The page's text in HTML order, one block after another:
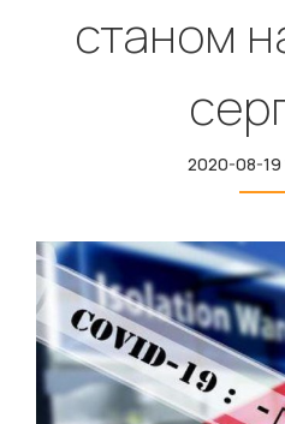
станом
2020-08-19